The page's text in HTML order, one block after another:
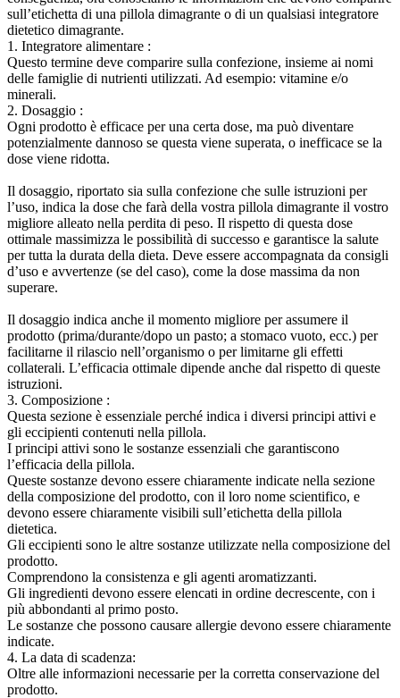
sull’etichetta di una pillola dimagrante o di un qualsiasi integratore
dietetico dimagrante.
1. Integratore alimentare :
Questo termine deve comparire sulla confezione, insieme ai nomi
delle famiglie di nutrienti utilizzati. Ad esempio: vitamine e/o
minerali.
2. Dosaggio :
Ogni prodotto è efficace per una certa dose, ma può diventare
potenzialmente dannoso se questa viene superata, o inefficace se la
dose viene ridotta.
Il dosaggio, riportato sia sulla confezione che sulle istruzioni per
l’uso, indica la dose che farà della vostra pillola dimagrante il vostro
migliore alleato nella perdita di peso. Il rispetto di questa dose
ottimale massimizza le possibilità di successo e garantisce la salute
per tutta la durata della dieta. Deve essere accompagnata da consigli
d’uso e avvertenze (se del caso), come la dose massima da non
superare.
Il dosaggio indica anche il momento migliore per assumere il
prodotto (prima/durante/dopo un pasto; a stomaco vuoto, ecc.) per
facilitarne il rilascio nell’organismo o per limitarne gli effetti
collaterali. L’efficacia ottimale dipende anche dal rispetto di queste
istruzioni.
3. Composizione :
Questa sezione è essenziale perché indica i diversi principi attivi e
gli eccipienti contenuti nella pillola.
I principi attivi sono le sostanze essenziali che garantiscono
l’efficacia della pillola.
Queste sostanze devono essere chiaramente indicate nella sezione
della composizione del prodotto, con il loro nome scientifico, e
devono essere chiaramente visibili sull’etichetta della pillola
dietetica.
Gli eccipienti sono le altre sostanze utilizzate nella composizione del
prodotto.
Comprendono la consistenza e gli agenti aromatizzanti.
Gli ingredienti devono essere elencati in ordine decrescente, con i
più abbondanti al primo posto.
Le sostanze che possono causare allergie devono essere chiaramente
indicate.
4. La data di scadenza:
Oltre alle informazioni necessarie per la corretta conservazione del
prodotto.